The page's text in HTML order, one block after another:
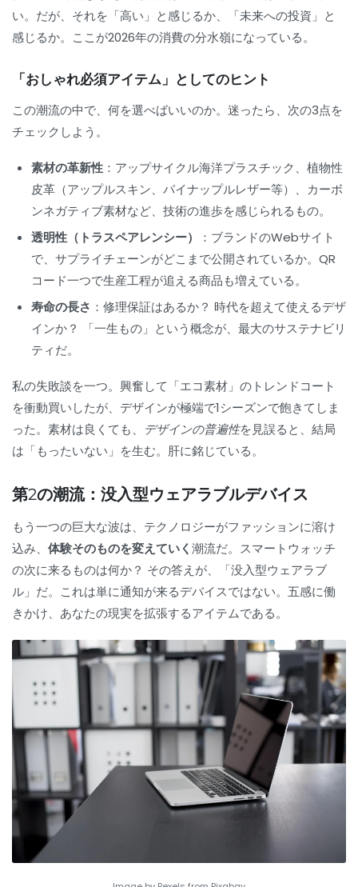
い。だが、それを「高い」と感じるか、「未来への投資」と
感じるか。ここが2026年の消費の分水嶺になっている。
「おしゃれ必須アイテム」としてのヒント
この潮流の中で、何を選べばいいのか。迷ったら、次の3点を
チェックしよう。
素材の革新性 ：アップサイクル海洋プラスチック、植物性
皮革（アップルスキン、パイナップルレザー等）、カーボ
ンネガティブ素材など、技術の進歩を感じられるもの。
透明性（トラスペアレンシー）
：ブランドのWebサイト
で、サプライチェーンがどこまで公開されているか。QR
コード一つで生産工程が追える商品も増えている。
寿命の長さ ：修理保証はあるか？ 時代を超えて使えるデザ
インか？ 「一生もの」という概念が、最大のサステナビリ
ティだ。
私の失敗談を一つ。興奮して「エコ素材」のトレンドコート
を衝動買いしたが、デザインが極端で1シーズンで飽きてしま
った。素材は良くても、 デザインの普遍性を見誤ると、結局
は「もったいない」を生む。肝に銘じている。
第2の潮流：没入型ウェアラブルデバイス
もう一つの巨大な波は、テクノロジーがファッションに溶け
込み、 体験そのものを変えていく潮流だ。スマートウォッチ
の次に来るものは何か？ その答えが、「没入型ウェアラブ
ル」だ。これは単に通知が来るデバイスではない。五感に働
きかけ、あなたの現実を拡張するアイテムである。